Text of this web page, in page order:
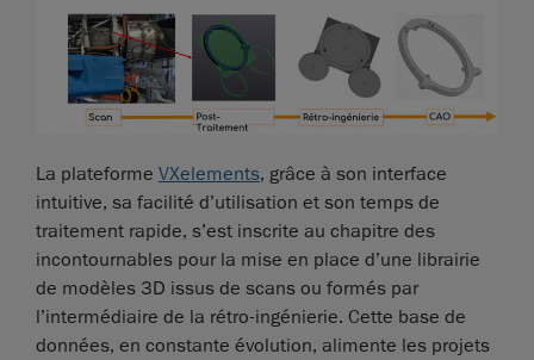
La plateforme VXelements, grâce à son interface
intuitive, sa facilité d’utilisation et son temps de
traitement rapide, s’est inscrite au chapitre des
incontournables pour la mise en place d’une librairie
de modèles 3D issus de scans ou formés par
l’intermédiaire de la rétro-ingénierie. Cette base de
données, en constante évolution, alimente les projets